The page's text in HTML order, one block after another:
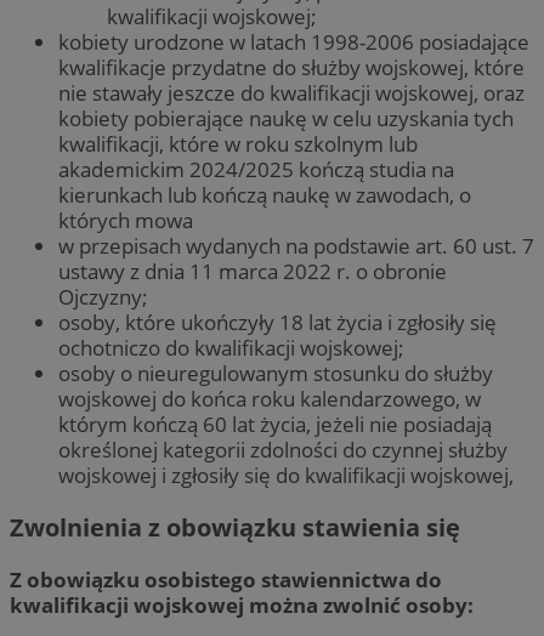
kwalifikacji wojskowej;
kobiety urodzone w latach 1998-2006 posiadające
kwalifikacje przydatne do służby wojskowej, które
nie stawały jeszcze do kwalifikacji wojskowej, oraz
kobiety pobierające naukę w celu uzyskania tych
kwalifikacji, które w roku szkolnym lub
akademickim 2024/2025 kończą studia na
kierunkach lub kończą naukę w zawodach, o
których mowa
w przepisach wydanych na podstawie art. 60 ust. 7
ustawy z dnia 11 marca 2022 r. o obronie
Ojczyzny;
osoby, które ukończyły 18 lat życia i zgłosiły się
ochotniczo do kwalifikacji wojskowej;
osoby o nieuregulowanym stosunku do służby
wojskowej do końca roku kalendarzowego, w
którym kończą 60 lat życia, jeżeli nie posiadają
określonej kategorii zdolności do czynnej służby
wojskowej i zgłosiły się do kwalifikacji wojskowej,
Zwolnienia z obowiązku stawienia się
Z obowiązku osobistego stawiennictwa do
kwalifikacji wojskowej można zwolnić osoby: